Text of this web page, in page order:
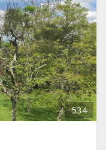
534